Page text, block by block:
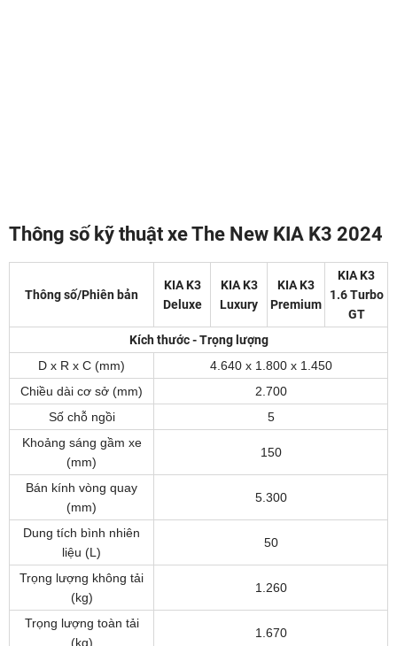
Thông số kỹ thuật xe The New KIA K3 2024
Thông số/Phiên bản
KIA K3
Deluxe
KIA K3
Luxury
KIA K3
Premium
KIA K3
1.6 Turbo
GT
Kích thước - Trọng lượng
D x R x C (mm)
4.640 x 1.800 x 1.450
Chiều dài cơ sở (mm)
2.700
Số chỗ ngồi
5
Khoảng sáng gầm xe
(mm)
150
Bán kính vòng quay
(mm)
5.300
Dung tích bình nhiên
liệu (L)
50
Trọng lượng không tải
(kg)
1.260
Trọng lượng toàn tải
(kg)
1.670